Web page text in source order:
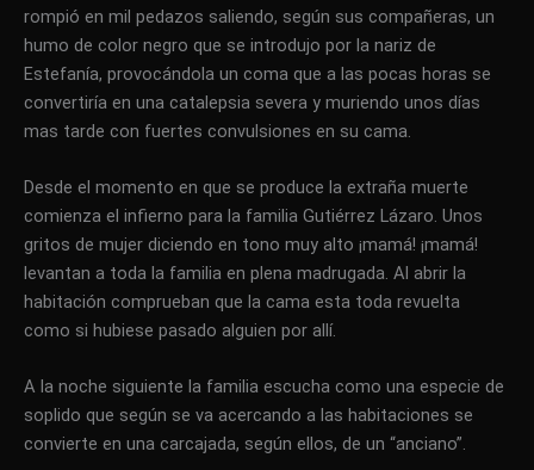
rompió en mil pedazos saliendo, según sus compañeras, un
humo de color negro que se introdujo por la nariz de
Estefanía, provocándola un coma que a las pocas horas se
convertiría en una catalepsia severa y muriendo unos días
mas tarde con fuertes convulsiones en su cama.
Desde el momento en que se produce la extraña muerte
comienza el infierno para la familia Gutiérrez Lázaro. Unos
gritos de mujer diciendo en tono muy alto ¡mamá! ¡mamá!
levantan a toda la familia en plena madrugada. Al abrir la
habitación comprueban que la cama esta toda revuelta
como si hubiese pasado alguien por allí.
A la noche siguiente la familia escucha como una especie de
soplido que según se va acercando a las habitaciones se
convierte en una carcajada, según ellos, de un “anciano”.